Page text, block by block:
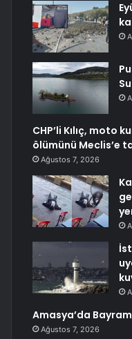
CHP’li Kılıç, moto
ölümünü Meclis’e
Ağustos 7, 2026
Amasya’da
Ağustos 7, 2026